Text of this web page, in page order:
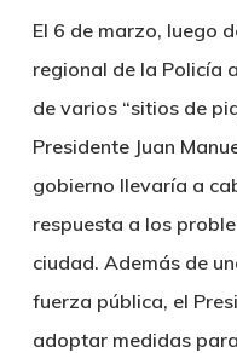
El 6 de marzo, luego
regional de la Policía
de varios “sitios de
Presidente Juan
gobierno llevaría a
respuesta a los
ciudad. Además de
fuerza pública, el
adoptar medidas